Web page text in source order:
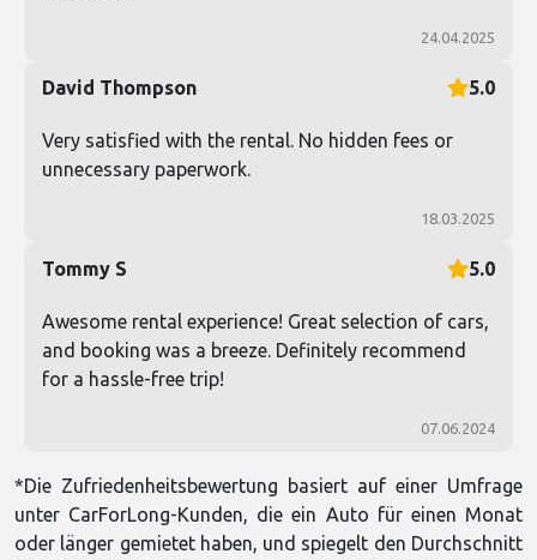
24.04.2025
David Thompson 5.0
Very satisfied with the rental. No hidden fees or
unnecessary paperwork.
18.03.2025
Tommy S 5.0
Awesome rental experience! Great selection of cars,
and booking was a breeze. Definitely recommend
for a hassle-free trip!
07.06.2024
*Die Zufriedenheitsbewertung basiert auf einer Umfrage
unter CarForLong-Kunden, die ein Auto für einen Monat
oder länger gemietet haben, und spiegelt den Durchschnitt